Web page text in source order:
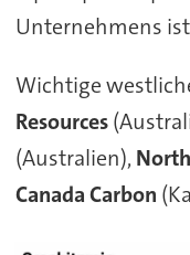
Unternehmens
Wichtige
Resources
(Australien),
Canada Carbon